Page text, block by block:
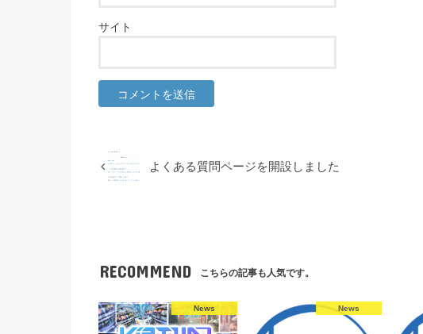
サイト
よくある質問ページを開設しました
RECOMMEND こちらの記事も人気です。
News News